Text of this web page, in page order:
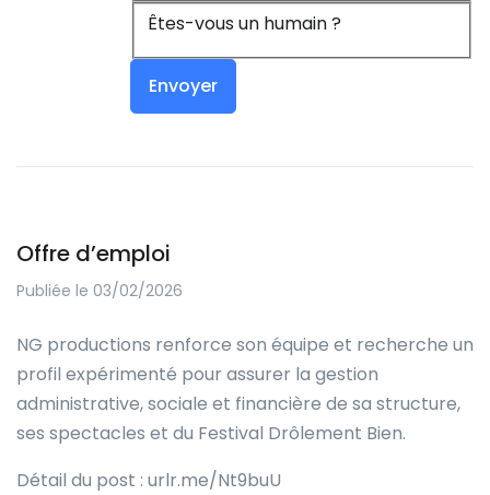
Êtes-vous un humain ?
Offre d’emploi
Publiée le 03/02/2026
NG productions renforce son équipe et recherche un
profil expérimenté pour assurer la gestion
administrative, sociale et financière de sa structure,
ses spectacles et du Festival Drôlement Bien.
Détail du post : urlr.me/Nt9buU